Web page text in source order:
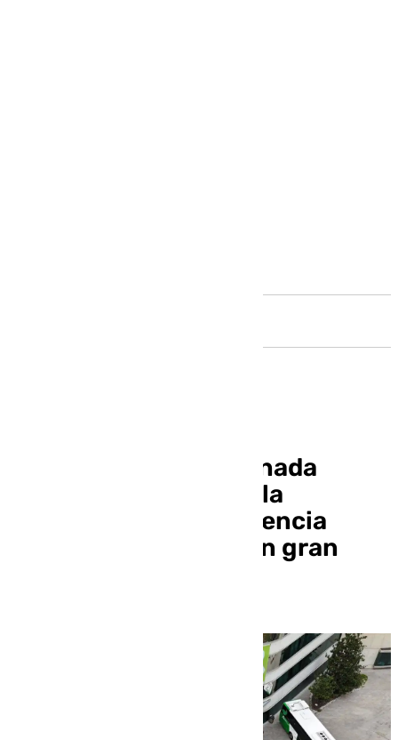
La Diputación de Granada
conmemora el Día de la
Eliminación de la Violencia
contra la Mujer con un gran